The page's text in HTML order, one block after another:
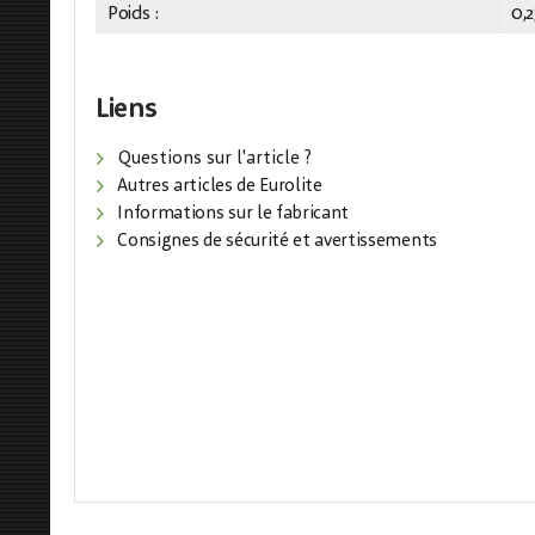
Poids :
Liens
Questions sur l'article ?
Autres articles de Eurolite
Informations sur le fabricant
Consignes de sécurité et avertissements